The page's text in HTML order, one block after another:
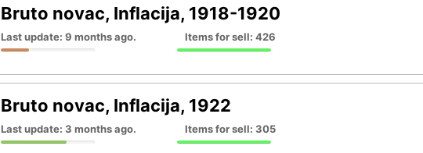
Bruto novac, Inflacija, 1918-1920
Last update: 9 months ago. Items for sell: 426
Bruto novac, Inflacija, 1922
Last update: 3 months ago. Items for sell: 305